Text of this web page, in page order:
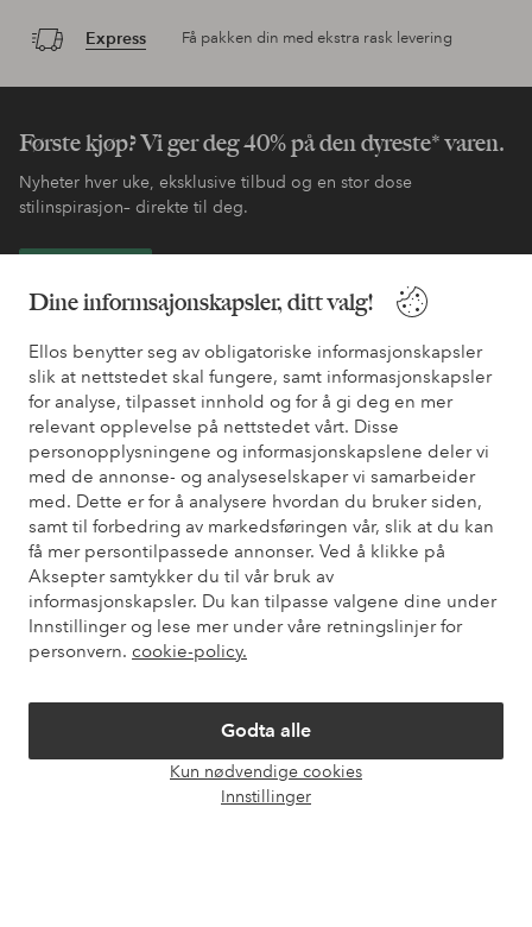
Dine informsajonskapsler, ditt valg!
Ellos benytter seg av obligatoriske informasjonskapsler
slik at nettstedet skal fungere, samt informasjonskapsler
for analyse, tilpasset innhold og for å gi deg en mer
relevant opplevelse på nettstedet vårt. Disse
personopplysningene og informasjonskapslene deler vi
med de annonse- og analyseselskaper vi samarbeider
med. Dette er for å analysere hvordan du bruker siden,
samt til forbedring av markedsføringen vår, slik at du kan
få mer persontilpassede annonser. Ved å klikke på
Aksepter samtykker du til vår bruk av
informasjonskapsler. Du kan tilpasse valgene dine under
Innstillinger og lese mer under våre retningslinjer for
personvern. cookie-policy.
Godta alle
Kun nødvendige cookies
Innstillinger
Express Få pakken din med ekstra rask levering
Første kjøp? Vi ger deg 40% på den dyreste* varen.
Nyheter hver uke, eksklusive tilbud og en stor dose
stilinspirasjon– direkte til deg.
Trenger du hjelp?
Du finner svar på de vanligste spørsmålene i vår FAQ. Du finner
også informasjon om hvordan du kan kontakte oss.
Kundeservice Bestilling Betalingsmåte
Mine sider
Om Ellos